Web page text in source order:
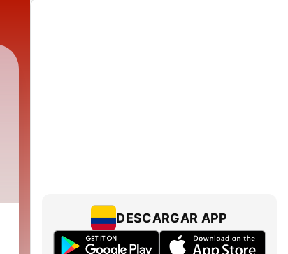
DESCARGAR APP